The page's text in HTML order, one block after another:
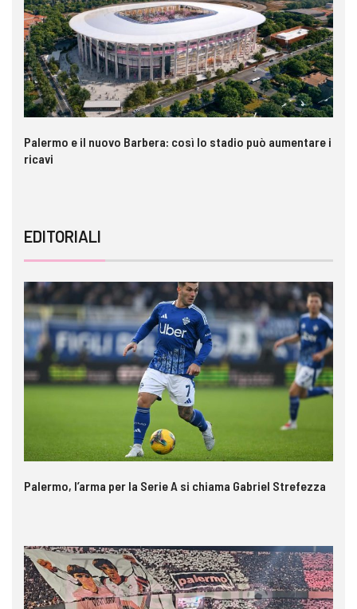
Palermo e il nuovo Barbera: così lo stadio può aumentare i
ricavi
EDITORIALI
Palermo, l’arma per la Serie A si chiama Gabriel Strefezza